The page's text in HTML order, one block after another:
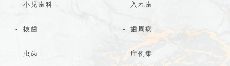
小児歯科 入れ歯
抜歯 歯周病
虫歯 症例集